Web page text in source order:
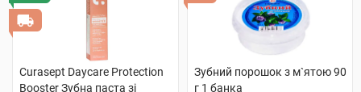
Curasept Daycare Protection
Booster Зубна паста зі
Зубний порошок з м`ятою 90
г 1 банка